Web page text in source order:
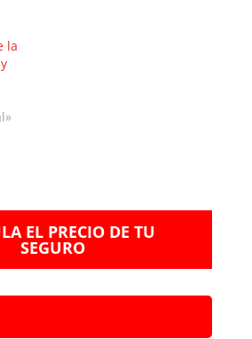
la
EL PRECIO DE TU
SEGURO